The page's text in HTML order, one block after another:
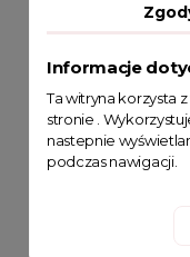
Informacje
Ta witryna korzysta
stronie .
nastepnie
podczas nawigacji.